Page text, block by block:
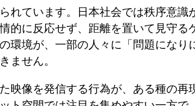
れています。日本社会では秩序意識
的に反応せず、距離を置いて見守る
環境が、一部の人々に「問題になり
ません。
映像を発信する行為が、ある種の再